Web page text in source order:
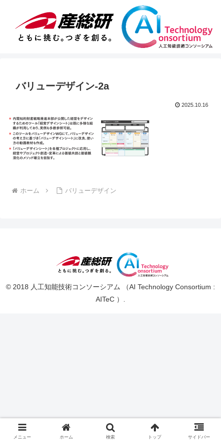
バリューデザイン-2a
2025.10.16
ホーム バリューデザイン
© 2018 人工知能技術コンソーシアム （AI Technology Consortium :
AITeC ）.
メニュー ホーム 検索 トップ サイドバー